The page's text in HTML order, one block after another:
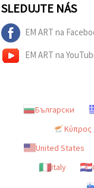
SLEDUJTE NÁS
EM ART na
EM ART na
Български
Κύπρος
United States
Italy